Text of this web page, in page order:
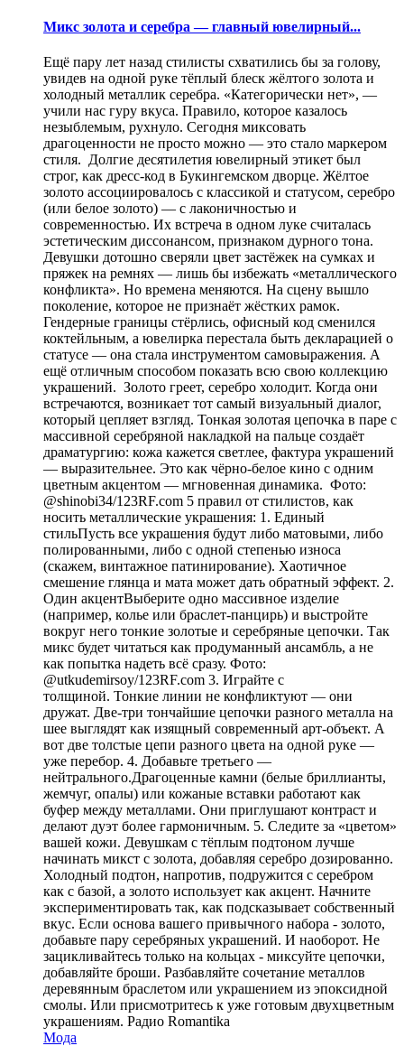
Микс золота и серебра — главный ювелирный...
Ещё пару лет назад стилисты схватились бы за голову,
увидев на одной руке тёплый блеск жёлтого золота и
холодный металлик серебра. «Категорически нет», —
учили нас гуру вкуса. Правило, которое казалось
незыблемым, рухнуло. Сегодня миксовать
драгоценности не просто можно — это стало маркером
стиля. Долгие десятилетия ювелирный этикет был
строг, как дресс-код в Букингемском дворце. Жёлтое
золото ассоциировалось с классикой и статусом, серебро
(или белое золото) — с лаконичностью и
современностью. Их встреча в одном луке считалась
эстетическим диссонансом, признаком дурного тона.
Девушки дотошно сверяли цвет застёжек на сумках и
пряжек на ремнях — лишь бы избежать «металлического
конфликта». Но времена меняются. На сцену вышло
поколение, которое не признаёт жёстких рамок.
Гендерные границы стёрлись, офисный код сменился
коктейльным, а ювелирка перестала быть декларацией о
статусе — она стала инструментом самовыражения. А
ещё отличным способом показать всю свою коллекцию
украшений. Золото греет, серебро холодит. Когда они
встречаются, возникает тот самый визуальный диалог,
который цепляет взгляд. Тонкая золотая цепочка в паре с
массивной серебряной накладкой на пальце создаёт
драматургию: кожа кажется светлее, фактура украшений
— выразительнее. Это как чёрно-белое кино с одним
цветным акцентом — мгновенная динамика. Фото:
@shinobi34/123RF.com 5 правил от стилистов, как
носить металлические украшения: 1. Единый
стильПусть все украшения будут либо матовыми, либо
полированными, либо с одной степенью износа
(скажем, винтажное патинирование). Хаотичное
смешение глянца и мата может дать обратный эффект. 2.
Один акцентВыберите одно массивное изделие
(например, колье или браслет-панцирь) и выстройте
вокруг него тонкие золотые и серебряные цепочки. Так
микс будет читаться как продуманный ансамбль, а не
как попытка надеть всё сразу. Фото:
@utkudemirsoy/123RF.com 3. Играйте с
толщиной. Тонкие линии не конфликтуют — они
дружат. Две-три тончайшие цепочки разного металла на
шее выглядят как изящный современный арт-объект. А
вот две толстые цепи разного цвета на одной руке —
уже перебор. 4. Добавьте третьего —
нейтрального.Драгоценные камни (белые бриллианты,
жемчуг, опалы) или кожаные вставки работают как
буфер между металлами. Они приглушают контраст и
делают дуэт более гармоничным. 5. Следите за «цветом»
вашей кожи. Девушкам с тёплым подтоном лучше
начинать микст с золота, добавляя серебро дозированно.
Холодный подтон, напротив, подружится с серебром
как с базой, а золото использует как акцент. Начните
экспериментировать так, как подсказывает собственный
вкус. Если основа вашего привычного набора - золото,
добавьте пару серебряных украшений. И наоборот. Не
зацикливайтесь только на кольцах - миксуйте цепочки,
добавляйте броши. Разбавляйте сочетание металлов
деревянным браслетом или украшением из эпоксидной
смолы. Или присмотритесь к уже готовым двухцветным
украшениям. Радио Romantika
Мода